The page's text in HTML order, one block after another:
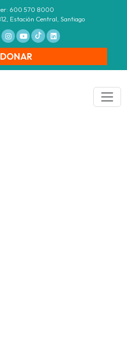
600 570 8000
Estación Central, Santiago
DONAR